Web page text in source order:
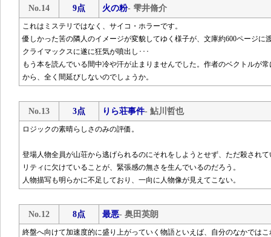
No.14 9点 火の粉- 雫井脩介
これはミステリではなく、サイコ・ホラーです。
優しかった筈の隣人のイメージが変貌してゆく様子が、文庫約600ページに
クライマックスに遂に狂気が噴出し･･･
もう本を読んでいる間中冷や汗が止まりませんでした。作者のベクトルが
から、全く間延びしないのでしょうか。
No.13 3点 りら荘事件- 鮎川哲也
ロジックの素晴らしさのみの評価。
登場人物全員が山荘から逃げられるのにそれをしようとせず、ただ殺され
リティに欠けていることが、緊張感の無さを生んでいるのだろう。
人物描写も明らかに不足しており、一向に人物像が見えてこない。
No.12 8点 最悪- 奥田英朗
終盤へ向けて加速度的に盛り上がっていく物語といえば、自分のなかでは